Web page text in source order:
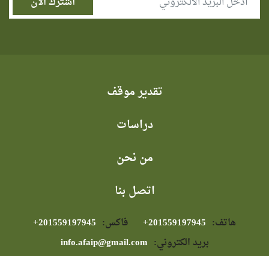
تقدير موقف
دراسات
من نحن
اتصل بنا
هاتف: فاكس:
بريد الكتروني: info.afaip@gmail.com